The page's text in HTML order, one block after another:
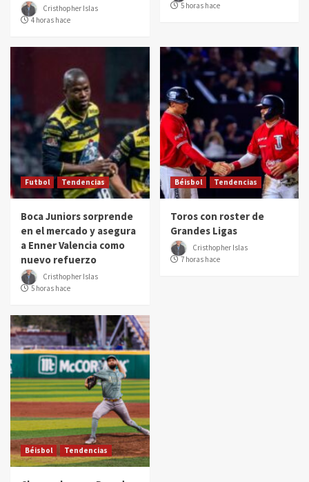
Cristhopher Islas
4 horas hace
5 horas hace
Futbol Tendencias
Boca Juniors sorprende
en el mercado y asegura
a Enner Valencia como
nuevo refuerzo
Cristhopher Islas
5 horas hace
Béisbol Tendencias
Toros con roster de
Grandes Ligas
Cristhopher Islas
7 horas hace
Béisbol Tendencias